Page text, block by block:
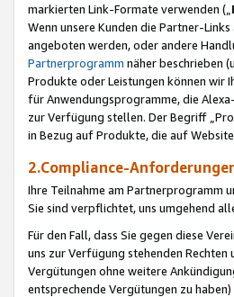
markierten Link-Formate verwenden („
Wenn unsere Kunden die Partner-
angeboten werden, oder andere
Partnerprogramm näher beschrieben
Produkte oder Leistungen können wir
für Anwendungsprogramme, die
zur Verfügung stellen. Der Begriff
in Bezug auf Produkte, die auf
2.Compliance-
Ihre Teilnahme am Partnerprogramm
Sie sind verpflichtet, uns umgehend
Für den Fall, dass Sie gegen diese
uns zur Verfügung stehenden
Vergütungen ohne weitere
entsprechende Vergütungen zu